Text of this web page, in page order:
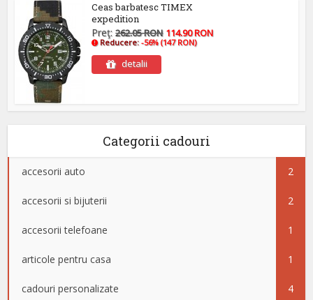
Ceas barbatesc TIMEX
expedition
Preţ:262.05 RON 114.90 RON
Reducere:-56% (147 RON)
detalii
Categorii cadouri
accesorii auto 2
accesorii si bijuterii 2
accesorii telefoane 1
articole pentru casa 1
cadouri personalizate 4